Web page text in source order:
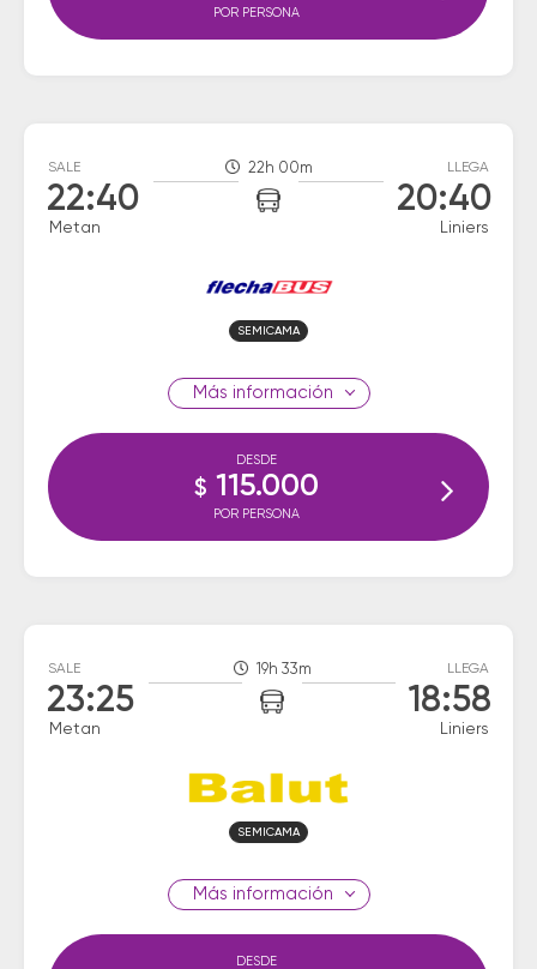
POR PERSONA
SALE
22:40
Metan
22h 00m LLEGA
20:40
Liniers
SEMICAMA
información
DESDE
$ 115.000
POR PERSONA
SALE
23:25
Metan
19h 33m LLEGA
18:58
Liniers
SEMICAMA
información
DESDE